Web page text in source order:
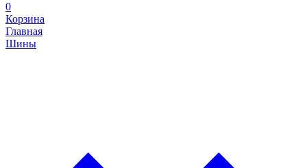
0
Корзина
Главная
Шины